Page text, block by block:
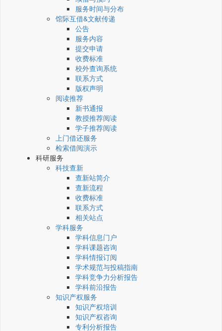
服务时间与分布
馆际互借&文献传递
公告
服务内容
提交申请
收费标准
校外查询系统
联系方式
版权声明
阅读推荐
新书通报
教授推荐阅读
学子推荐阅读
上门借还服务
检索借阅演示
科研服务
科技查新
查新站简介
查新流程
收费标准
联系方式
相关站点
学科服务
学科信息门户
学科课题咨询
学科情报订阅
学术规范与投稿指南
学科竞争力分析报告
学科前沿报告
知识产权服务
知识产权培训
知识产权咨询
专利分析报告